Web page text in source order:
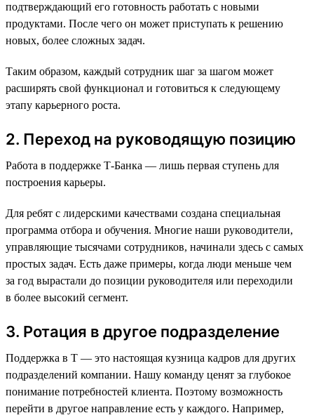
подтверждающий его готовность работать с новыми
продуктами. После чего он может приступать к решению
новых, более сложных задач.
Таким образом, каждый сотрудник шаг за шагом может
расширять свой функционал и готовиться к следующему
этапу карьерного роста.
2. Переход на руководящую позицию
Работа в поддержке Т-Банка — лишь первая ступень для
построения карьеры.
Для ребят с лидерскими качествами создана специальная
программа отбора и обучения. Многие наши руководители,
управляющие тысячами сотрудников, начинали здесь с самых
простых задач. Есть даже примеры, когда люди меньше чем
за год вырастали до позиции руководителя или переходили
в более высокий сегмент.
3. Ротация в другое подразделение
Поддержка в Т — это настоящая кузница кадров для других
подразделений компании. Нашу команду ценят за глубокое
понимание потребностей клиента. Поэтому возможность
перейти в другое направление есть у каждого. Например,